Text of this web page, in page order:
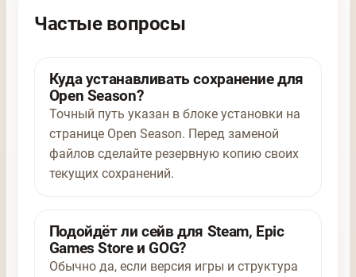
Частые вопросы
Куда устанавливать сохранение для
Open Season?
Точный путь указан в блоке установки на
странице Open Season. Перед заменой
файлов сделайте резервную копию своих
текущих сохранений.
Подойдёт ли сейв для Steam, Epic
Games Store и GOG?
Обычно да, если версия игры и структура